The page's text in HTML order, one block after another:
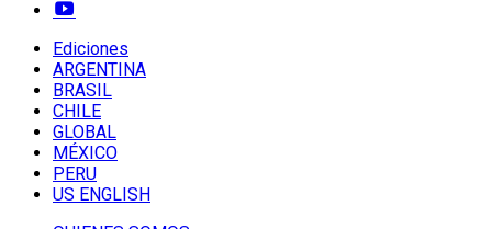
Ediciones
ARGENTINA
BRASIL
CHILE
GLOBAL
MÉXICO
PERU
US ENGLISH